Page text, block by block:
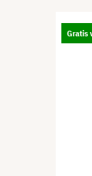
Gratis